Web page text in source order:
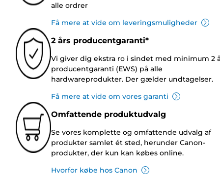
alle ordrer
Få mere at vide om leveringsmuligheder
2 års producentgaranti*
Vi giver dig ekstra ro i sindet med minimum 2
producentgaranti (EWS) på alle
hardwareprodukter. Der gælder undtagelser.
Få mere at vide om vores garanti
Omfattende produktudvalg
Se vores komplette og omfattende udvalg af
produkter samlet ét sted, herunder Canon-
produkter, der kun kan købes online.
Hvorfor købe hos Canon